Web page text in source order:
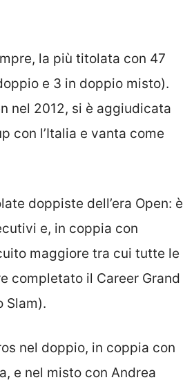
la più titolata con 47
e 3 in doppio misto).
nel 2012, si è aggiudicata
con l’Italia e vanta come
doppiste dell’era Open: è
e, in coppia con
maggiore tra cui tutte le
completato il Career Grand
Slam).
nel doppio, in coppia con
e nel misto con Andrea